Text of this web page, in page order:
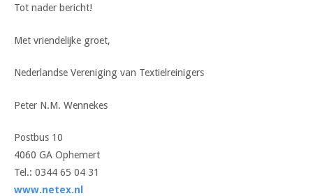
Tot nader bericht!
Met vriendelijke groet,
Nederlandse Vereniging van Textielreinigers
Peter N.M. Wennekes
Postbus 10
4060 GA Ophemert
Tel.: 0344 65 04 31
www.netex.nl